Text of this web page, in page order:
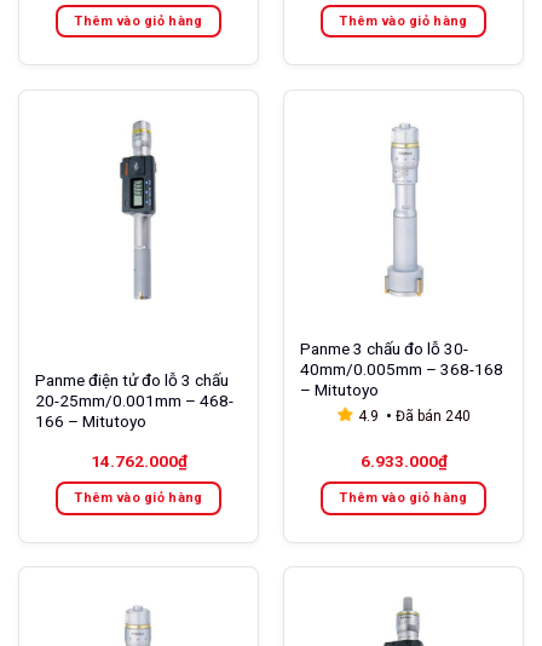
Thêm vào giỏ hàng Thêm vào giỏ hàng
Panme điện tử đo lỗ 3 chấu
20-25mm/0.001mm – 468-
166 – Mitutoyo
14.762.000₫
Thêm vào giỏ hàng
Panme 3 chấu đo lỗ 30-
40mm/0.005mm – 368-168
– Mitutoyo
4.9 Đã bán 240
6.933.000₫
Thêm vào giỏ hàng